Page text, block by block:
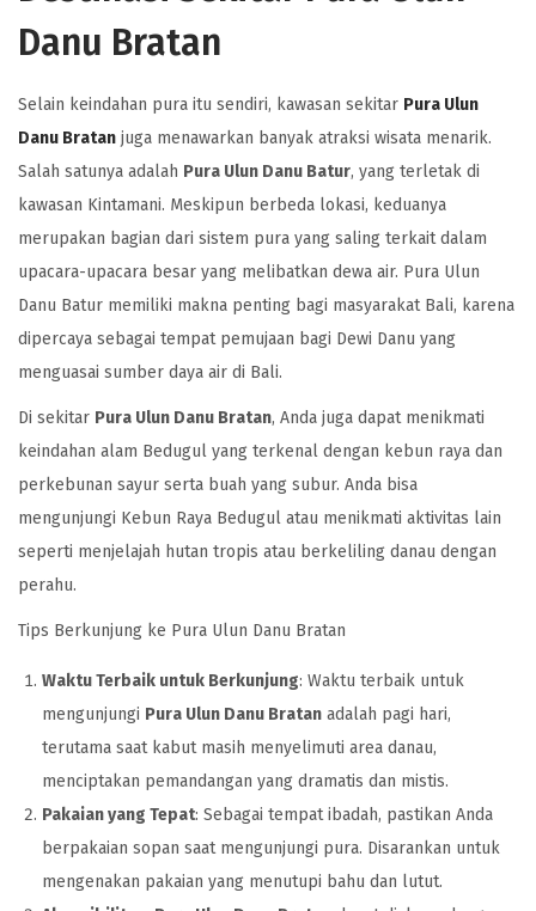
Danu Bratan
Selain keindahan pura itu sendiri, kawasan sekitar Pura Ulun
Danu Bratan juga menawarkan banyak atraksi wisata menarik.
Salah satunya adalah Pura Ulun Danu Batur, yang terletak di
kawasan Kintamani. Meskipun berbeda lokasi, keduanya
merupakan bagian dari sistem pura yang saling terkait dalam
upacara-upacara besar yang melibatkan dewa air. Pura Ulun
Danu Batur memiliki makna penting bagi masyarakat Bali, karena
dipercaya sebagai tempat pemujaan bagi Dewi Danu yang
menguasai sumber daya air di Bali.
Di sekitar Pura Ulun Danu Bratan, Anda juga dapat menikmati
keindahan alam Bedugul yang terkenal dengan kebun raya dan
perkebunan sayur serta buah yang subur. Anda bisa
mengunjungi Kebun Raya Bedugul atau menikmati aktivitas lain
seperti menjelajah hutan tropis atau berkeliling danau dengan
perahu.
Tips Berkunjung ke Pura Ulun Danu Bratan
Waktu Terbaik untuk Berkunjung: Waktu terbaik untuk
mengunjungi Pura Ulun Danu Bratan adalah pagi hari,
terutama saat kabut masih menyelimuti area danau,
menciptakan pemandangan yang dramatis dan mistis.
Pakaian yang Tepat: Sebagai tempat ibadah, pastikan Anda
berpakaian sopan saat mengunjungi pura. Disarankan untuk
mengenakan pakaian yang menutupi bahu dan lutut.